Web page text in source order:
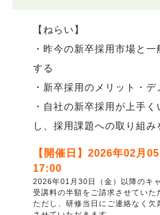
【ねらい】
・昨今の新卒採用市場と
する
・新卒採用のメリット・
・自社の新卒採用が上手
し、採用課題への取り組み
【開催日】2026年02月
17:00
2026年01月30日（金）以降のキ
受講料の半額をご請求させていた
ただし、研修当日にご連絡なく